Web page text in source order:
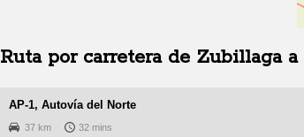
Ruta por carretera de Zubillagaa
AP-1, Autovía del Norte
37 km 32 mins